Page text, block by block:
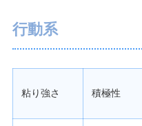
行動系
粘り強さ 積極性